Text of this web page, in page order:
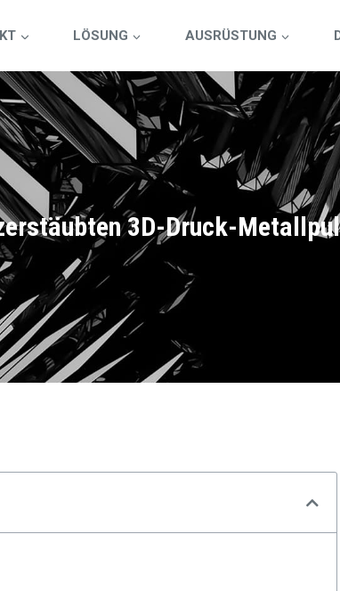
LÖSUNG AUSRÜSTUNG
3D-Druck-